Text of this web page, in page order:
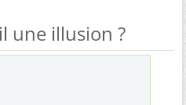
une illusion ?